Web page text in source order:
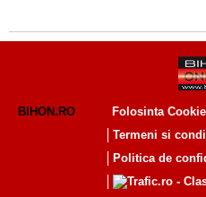
BIHON.RO
Folosinta
Termeni si
Politica de